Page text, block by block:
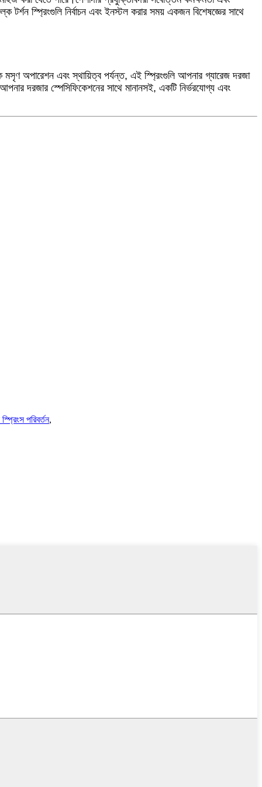
স্প্রিংগুলি নির্বাচন এবং ইনস্টল করার সময় একজন বিশেষজ্ঞের সাথে
মসৃণ অপারেশন এবং স্থায়িত্ব পর্যন্ত, এই স্প্রিংগুলি আপনার গ্যারেজ দরজা
দরজার স্পেসিফিকেশনের সাথে মানানসই, একটি নির্ভরযোগ্য এবং
পরিবর্তন,